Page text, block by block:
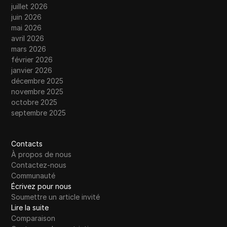
juillet 2026
juin 2026
mai 2026
avril 2026
mars 2026
février 2026
janvier 2026
décembre 2025
novembre 2025
octobre 2025
septembre 2025
Contacts
À propos de nous
Contactez-nous
Communauté
Écrivez pour nous
Soumettre un article invité
Lire la suite
Comparaison